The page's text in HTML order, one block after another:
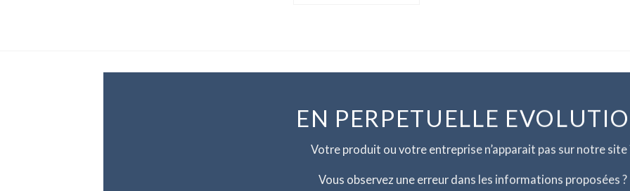
EN PERPETUELLE
Votre produit ou votre entreprise n’apparait pas sur notre site
Vous observez une erreur dans les informations proposées ?